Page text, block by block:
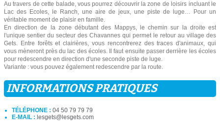
Au travers de cette balade, vous pourrez découvrir la zone de loisirs incluant le
Lac des Ecoles, le Ranch, une aire de jeux, une piste de luge… Pour un
véritable moment de plaisir en famille.
En direction de la zone débutant des Mappys, le chemin sur la droite est
l'unique sentier du secteur des Chavannes qui permet le retour au village des
Gets. Entre forêts et clairières, vous rencontrerez des traces d'animaux, qui
vous mèneront près du lac des écoles. Il faut ensuite passer derrière les écoles
pour redescendre en direction d'une seconde piste de luge.
Variante : vous pouvez également redescendre par la route.
INFORMATIONS PRATIQUES
TÉLÉPHONE : 04 50 79 79 79
E-MAIL : lesgets@lesgets.com